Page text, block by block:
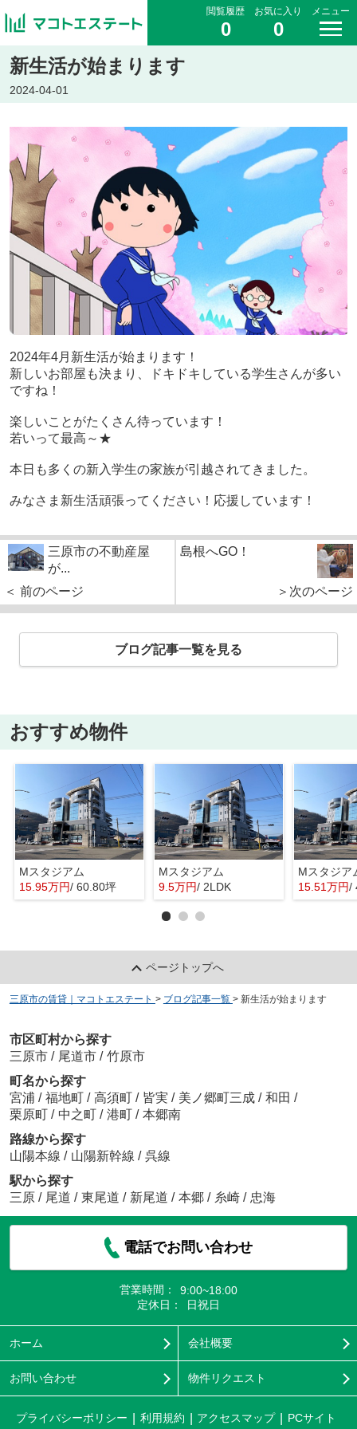
閲覧履歴
0
お気に入り
0
メニュー
新生活が始まります
2024-04-01
2024年4月新生活が始まります！
新しいお部屋も決まり、ドキドキしている学生さんが多い
ですね！
楽しいことがたくさん待っています！
若いって最高～★
本日も多くの新入学生の家族が引越されてきました。
みなさま新生活頑張ってください！応援しています！
三原市の不動産屋
が...
＜ 前のページ
島根へGO！
＞次のページ
ブログ記事一覧を見る
おすすめ物件
Mスタジアム
15.95万円/ 60.80坪
Mスタジアム
9.5万円/ 2LDK
Mスタジア
15.51万円/
ページトップへ
三原市の賃貸｜マコトエステート > ブログ記事一覧 > 新生活が始まります
市区町村から探す
三原市 / 尾道市 / 竹原市
町名から探す
宮浦 / 福地町 / 高須町 / 皆実 / 美ノ郷町三成 / 和田 /
栗原町 / 中之町 / 港町 / 本郷南
路線から探す
山陽本線 / 山陽新幹線 / 呉線
駅から探す
三原 / 尾道 / 東尾道 / 新尾道 / 本郷 / 糸崎 / 忠海
電話でお問い合わせ
営業時間：
9:00~18:00
定休日：
日祝日
ホーム 会社概要
お問い合わせ 物件リクエスト
プライバシーポリシー 利用規約 アクセスマップ PCサイト